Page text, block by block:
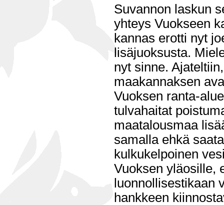
Suvannon laskun
yhteys Vuokseen
kannas erotti nyt
lisäjuoksusta.
nyt sinne.
maakannaksen
Vuoksen ranta-
tulvahaitat
maatalousmaa
samalla ehkä
kulkukelpoinen
Vuoksen yläosille,
luonnollisestikaan
hankkeen